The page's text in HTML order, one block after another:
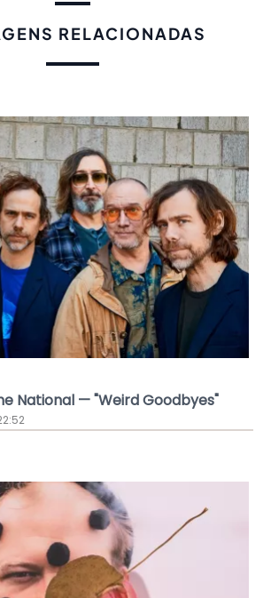
RELACIONADAS
National — "Weird Goodbyes"